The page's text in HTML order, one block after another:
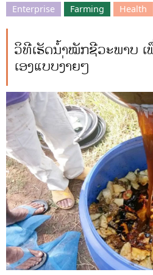
Enterprise
Farming Health
ວິທີເຮັດນໍ້າໝັກຊີວະພາບ
ເອງແບບງ່າຍໆ